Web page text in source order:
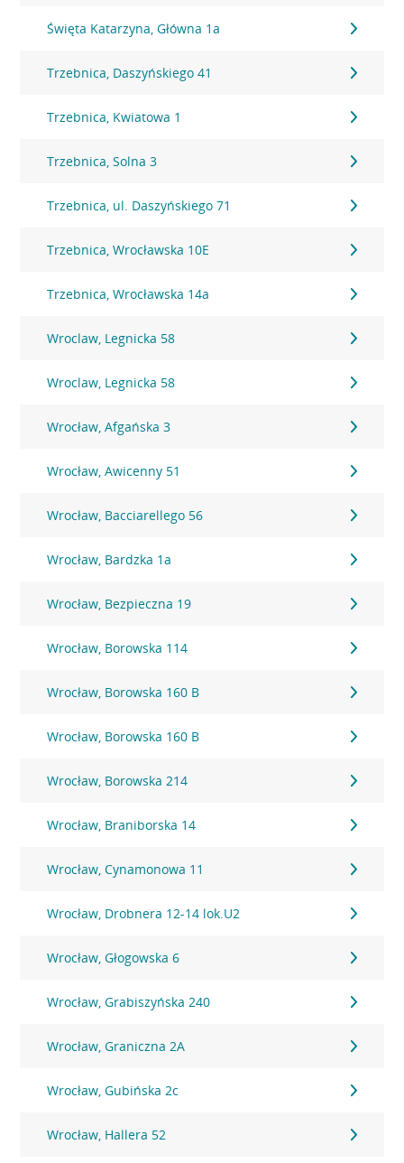
Święta Katarzyna, Główna 1a
Trzebnica, Daszyńskiego 41
Trzebnica, Kwiatowa 1
Trzebnica, Solna 3
Trzebnica, ul. Daszyńskiego 71
Trzebnica, Wrocławska 10E
Trzebnica, Wrocławska 14a
Wroclaw, Legnicka 58
Wroclaw, Legnicka 58
Wrocław, Afgańska 3
Wrocław, Awicenny 51
Wrocław, Bacciarellego 56
Wrocław, Bardzka 1a
Wrocław, Bezpieczna 19
Wrocław, Borowska 114
Wrocław, Borowska 160 B
Wrocław, Borowska 160 B
Wrocław, Borowska 214
Wrocław, Braniborska 14
Wrocław, Cynamonowa 11
Wrocław, Drobnera 12-14 lok.U2
Wrocław, Głogowska 6
Wrocław, Grabiszyńska 240
Wrocław, Graniczna 2A
Wrocław, Gubińska 2c
Wrocław, Hallera 52